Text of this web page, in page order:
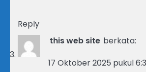
Reply
this web site berkata:
17 Oktober 2025 pukul